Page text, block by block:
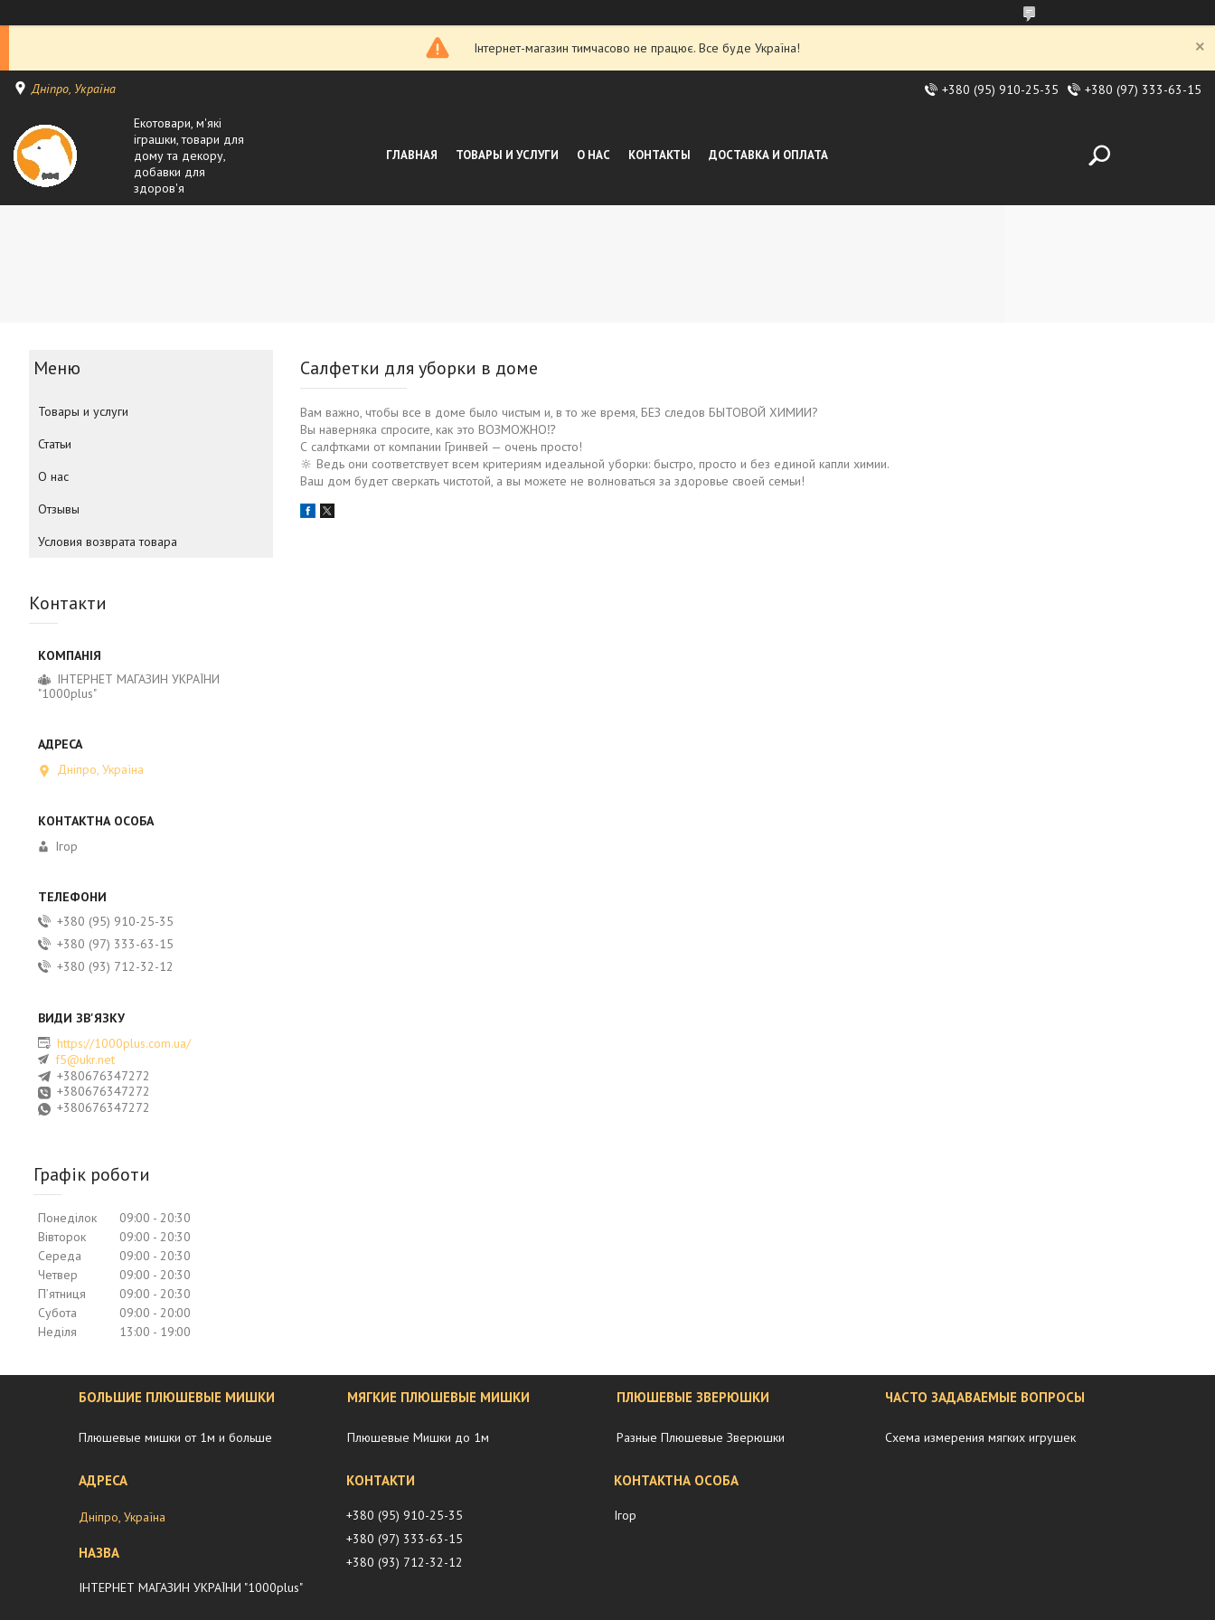
Інтернет-магазин тимчасово не працює. Все буде Україна!
Дніпро, Україна +380 (95) 910-25-35 +380 (97) 333-63-15
Екотовари, м'які
іграшки, товари для
дому та декору,
добавки для
здоров'я
ГЛАВНАЯ ТОВАРЫ И УСЛУГИ О НАС КОНТАКТЫ ДОСТАВКА И ОПЛАТА
Салфетки для уборки в доме
Вам важно, чтобы все в доме было чистым и, в то же время, БЕЗ следов БЫТОВОЙ ХИМИИ?
Вы наверняка спросите, как это ВОЗМОЖНО⁉️
С салфтками от компании Гринвей — очень просто!
🔆 Ведь они соответствует всем критериям идеальной уборки: быстро, просто и без единой капли химии.
Ваш дом будет сверкать чистотой, а вы можете не волноваться за здоровье своей семьи!
Товары и услуги
Статьи
О нас
Отзывы
Условия возврата товара
Контакти
ІНТЕРНЕТ МАГАЗИН УКРАЇНИ
"1000plus"
Дніпро, Україна
Ігор
+380 (95) 910-25-35
+380 (97) 333-63-15
+380 (93) 712-32-12
https://1000plus.com.ua/
f5@ukr.net
+380676347272
+380676347272
+380676347272
Графік роботи
Понеділок 09:00
20:30
Вівторок
09:00
20:30
Середа
09:00
20:30
Четвер
09:00
20:30
Пʼятниця
09:00
20:30
Субота
09:00
20:00
Неділя
13:00 19:00
БОЛЬШИЕ ПЛЮШЕВЫЕ МИШКИ
Плюшевые мишки от 1м и больше
МЯГКИЕ ПЛЮШЕВЫЕ МИШКИ
Плюшевые Мишки до 1м
ПЛЮШЕВЫЕ ЗВЕРЮШКИ
Разные Плюшевые Зверюшки
ЧАСТО ЗАДАВАЕМЫЕ ВОПРОСЫ
Схема измерения мягких игрушек
Дніпро, Україна
ІНТЕРНЕТ МАГАЗИН УКРАЇНИ "1000plus"
+380 (95) 910-25-35
+380 (97) 333-63-15
+380 (93) 712-32-12
Ігор